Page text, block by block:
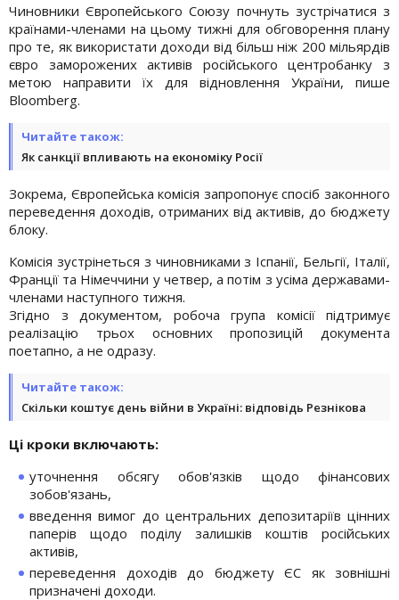
Чиновники Європейського Союзу почнуть зустрічатися з
країнами-членами на цьому тижні для обговорення плану
про те, як використати доходи від більш ніж 200 мільярдів
євро заморожених активів російського центробанку з
метою направити їх для відновлення України, пише
Bloomberg.
Читайте також:
Як санкції впливають на економіку Росії
Зокрема, Європейська комісія запропонує спосіб законного
переведення доходів, отриманих від активів, до бюджету
блоку.
Комісія зустрінеться з чиновниками з Іспанії, Бельгії, Італії,
Франції та Німеччини у четвер, а потім з усіма державами-
членами наступного тижня.
Згідно з документом, робоча група комісії підтримує
реалізацію трьох основних пропозицій документа
поетапно, а не одразу.
Читайте також:
Скільки коштує день війни в Україні: відповідь Резнікова
Ці кроки включають:
уточнення обсягу обов'язків щодо фінансових
зобов'язань,
введення вимог до центральних депозитаріїв цінних
паперів щодо поділу залишків коштів російських
активів,
переведення доходів до бюджету ЄС як зовнішні
призначені доходи.